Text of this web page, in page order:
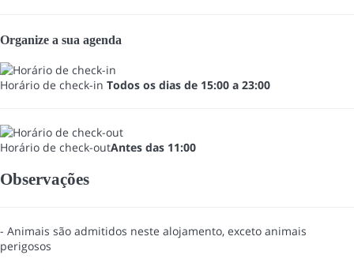
Organize a sua agenda
Horário de check-in Todos os dias de 15:00 a 23:00
Horário de check-outAntes das 11:00
Observações
- Animais são admitidos neste alojamento, exceto animais
perigosos